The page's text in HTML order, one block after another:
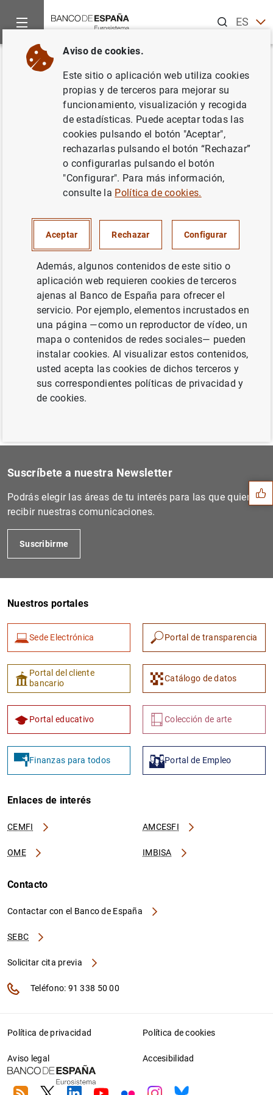
ESEN
Inicio Noticias y eventos
Volver
Seminario conjunto del
Eurosistema y el Banco de
Seminario conjunto del Eurosistema y el
Banco de Rusia (473KB)
Anterior
Finalización del programa d...
Siguiente
Estadísticas de los tipos d...
Sugerencias
1 2
Suscríbete a nuestra Newsletter
Podrás elegir las áreas de tu interés para las que quieres
recibir nuestras comunicaciones.
Suscribirme
Nuestros portales
Sede Electrónica Portal de transparencia
Portal del cliente
bancario
Catálogo de datos
Portal educativo Colección de arte
Finanzas para todos Portal de Empleo
Enlaces de interés
CEMFI AMCESFI
OME IMBISA
Contacto
Contactar con el Banco de España
SEBC
Solicitar cita previa
Teléfono: 91 338 50 00
Política de privacidad Política de cookies
Aviso legal Accesibilidad
Aviso de cookies.
Este sitio o aplicación web utiliza cookies
propias y de terceros para mejorar su
funcionamiento, visualización y recogida
de estadísticas. Puede aceptar todas las
cookies pulsando el botón "Aceptar",
rechazarlas pulsando el botón “Rechazar”
o configurarlas pulsando el botón
"Configurar". Para más información,
consulte la Política de cookies.
Aceptar Rechazar Configurar
Además, algunos contenidos de este sitio o
aplicación web requieren cookies de terceros
ajenas al Banco de España para ofrecer el
servicio. Por ejemplo, elementos incrustados en
una página —como un reproductor de vídeo, un
mapa o contenidos de redes sociales— pueden
instalar cookies. Al visualizar estos contenidos,
usted acepta las cookies de dichos terceros y
sus correspondientes políticas de privacidad y
de cookies.